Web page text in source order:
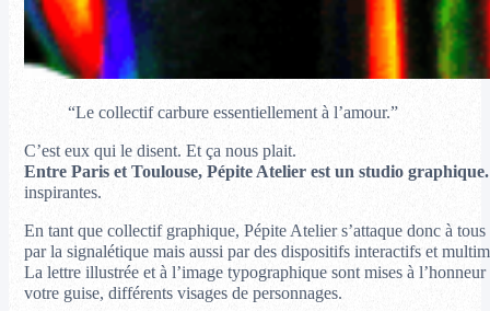
“Le collectif carbure essentiellement à l’amour.”
C’est eux qui le disent. Et ça nous plait.
Entre Paris et Toulouse, Pépite Atelier est un studio
inspirantes.
En tant que collectif graphique, Pépite Atelier s’attaque donc à
par la signalétique mais aussi par des dispositifs interactifs et
La lettre illustrée et à l’image typographique sont mises à
votre guise, différents visages de personnages.